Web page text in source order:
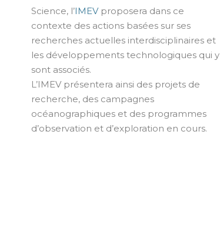
Science, l’IMEVproposera dans ce
contexte des actions basées sur ses
recherches actuelles interdisciplinaires et
les développements technologiques qui y
sont associés.
L’IMEV présentera ainsi des projets de
recherche, des campagnes
océanographiques et des programmes
d’observation et d’exploration en cours.